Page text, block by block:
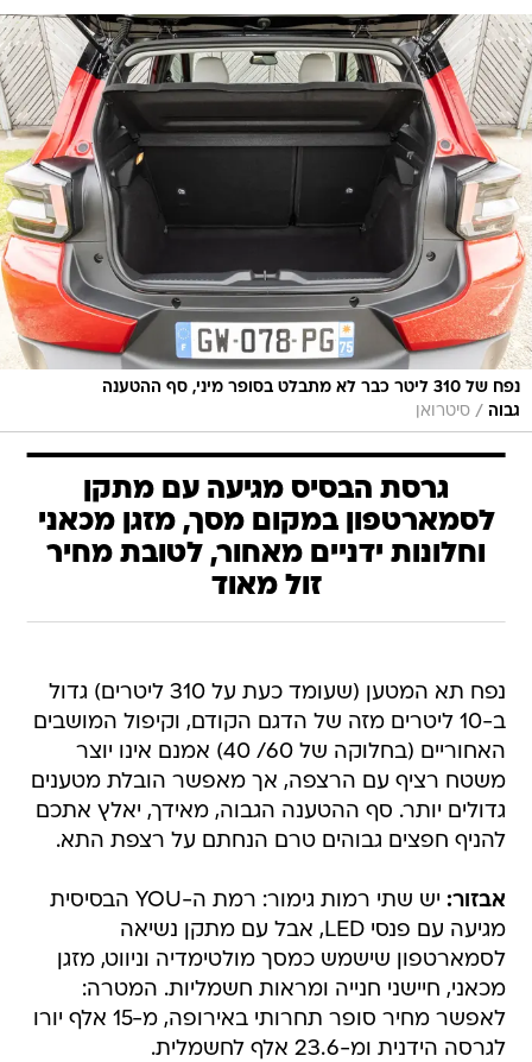
נפח של 310 ליטר כבר לא מתבלט בסופר מיני, סף ההטענה
גבוה / סיטרואן
גרסת הבסיס מגיעה עם מתקן
לסמארטפון במקום מסך, מזגן מכאני
וחלונות ידניים מאחור, לטובת מחיר
זול מאוד
נפח תא המטען (שעומד כעת על 310 ליטרים) גדול
ב-10 ליטרים מזה של הדגם הקודם, וקיפול המושבים
האחוריים (בחלוקה של 60/ 40) אמנם אינו יוצר
משטח רציף עם הרצפה, אך מאפשר הובלת מטענים
גדולים יותר. סף ההטענה הגבוה, מאידך, יאלץ אתכם
להניף חפצים גבוהים טרם הנחתם על רצפת התא.
אבזור:
יש שתי רמות גימור: רמת ה-YOU הבסיסית
מגיעה עם פנסי LED, אבל עם מתקן נשיאה
לסמארטפון שישמש כמסך מולטימדיה וניווט, מזגן
מכאני, חיישני חנייה ומראות חשמליות. המטרה:
לאפשר מחיר סופר תחרותי באירופה, מ-15 אלף יורו
לגרסה הידנית ומ-23.6 אלף לחשמלית.